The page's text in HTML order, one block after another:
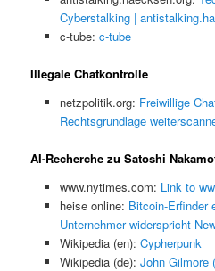
Cyberstalking |
c-tube: c-tube
Illegale Chatkontrolle
netzpolitik.org: Freiwillige
Rechtsgrundlage
AI-Recherche zu Satoshi
www.nytimes.com: Link to
heise online: Bitcoin-Erfinder
Unternehmer widerspricht
Wikipedia (en): Cypherpunk
Wikipedia (de): John Gilmore